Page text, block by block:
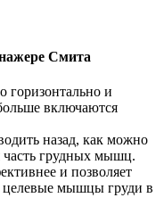
Смита
горизонтально и
включаются
назад, как можно
часть грудных мышц.
и позволяет
целевые мышцы груди в